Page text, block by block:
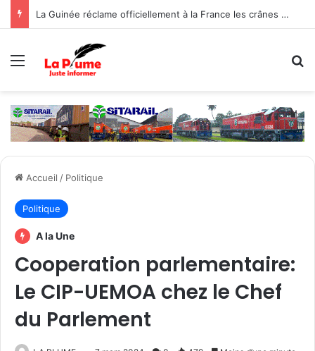
La Guinée réclame officiellement à la France les crânes de Bokar Biro et de ses proches
Menu
Accueil / Politique
Politique
A la Une
Cooperation parlementaire:
Le CIP-UEMOA chez le Chef
du Parlement